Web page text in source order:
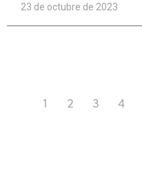
23 de octubre de 2023
1 2 3 4